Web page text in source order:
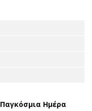
Παγκόσμια Ημέρα